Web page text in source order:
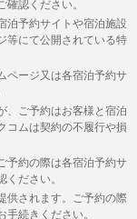
認ください。
泊予約サイトや宿泊施設
等にて公開されている特
ページ又は各宿泊予約サ
、ご予約はお客様と宿泊
コムは契約の不履行や損
予約の際は各宿泊予約サ
ださい。
供されます。ご予約の際
続きください。